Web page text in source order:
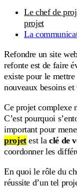
Le chef de
projet
La
Refondre un site
refonte est de faire
existe pour le mettre
nouveaux besoins
Ce projet complexe
C’est pourquoi
important pour
projetest la clé de
coordonner les
En quoi le rôle du
réussite d’un tel